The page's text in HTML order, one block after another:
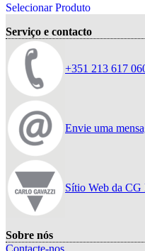
Selecionar Produto
Serviço e contacto
+351 213 617
Envie uma
Sítio Web da
Sobre nós
Contacte-nos